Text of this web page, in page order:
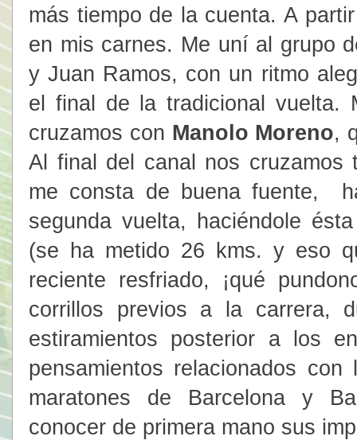
más tiempo de la cuenta. A
en mis carnes. Me uní al grupo
y Juan Ramos, con un ritmo
el final de la tradicional
cruzamos con Manolo Moreno,
Al final del canal nos cruzamos
me consta de buena fuente,
segunda vuelta, haciéndole
(se ha metido 26 kms. y eso
reciente resfriado, ¡qué
corrillos previos a la carrera,
estiramientos posterior a los
pensamientos relacionados
maratones de Barcelona y
conocer de primera mano sus